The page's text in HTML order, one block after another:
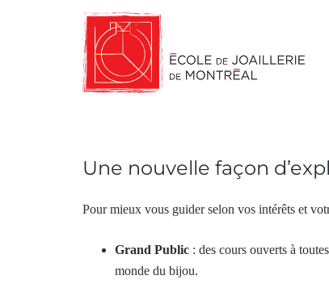
Une nouvelle façon
Pour mieux vous guider selon vos intérêts et
Grand Public : des cours ouverts à
monde du bijou.